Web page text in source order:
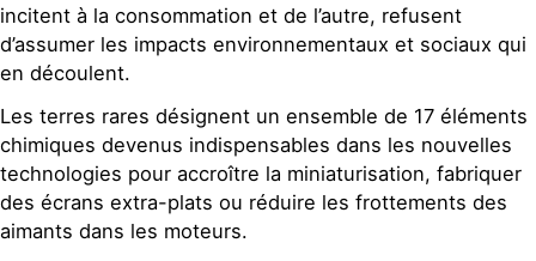
incitent à la consommation et de l’autre, refusent
d’assumer les impacts environnementaux et sociaux qui
en découlent.
Les terres rares désignent un ensemble de 17 éléments
chimiques devenus indispensables dans les nouvelles
technologies pour accroître la miniaturisation, fabriquer
des écrans extra-plats ou réduire les frottements des
aimants dans les moteurs.